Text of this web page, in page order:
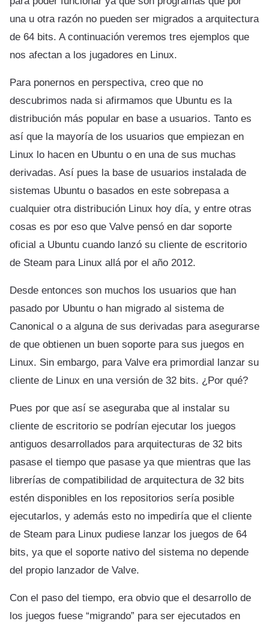
una u otra razón no pueden ser migrados a arquitectura
de 64 bits. A continuación veremos tres ejemplos que
nos afectan a los jugadores en Linux.
Para ponernos en perspectiva, creo que no
descubrimos nada si afirmamos que Ubuntu es la
distribución más popular en base a usuarios. Tanto es
así que la mayoría de los usuarios que empiezan en
Linux lo hacen en Ubuntu o en una de sus muchas
derivadas. Así pues la base de usuarios instalada de
sistemas Ubuntu o basados en este sobrepasa a
cualquier otra distribución Linux hoy día, y entre otras
cosas es por eso que Valve pensó en dar soporte
oficial a Ubuntu cuando lanzó su cliente de escritorio
de Steam para Linux allá por el año 2012.
Desde entonces son muchos los usuarios que han
pasado por Ubuntu o han migrado al sistema de
Canonical o a alguna de sus derivadas para asegurarse
de que obtienen un buen soporte para sus juegos en
Linux. Sin embargo, para Valve era primordial lanzar su
cliente de Linux en una versión de 32 bits. ¿Por qué?
Pues por que así se aseguraba que al instalar su
cliente de escritorio se podrían ejecutar los juegos
antiguos desarrollados para arquitecturas de 32 bits
pasase el tiempo que pasase ya que mientras que las
librerías de compatibilidad de arquitectura de 32 bits
estén disponibles en los repositorios sería posible
ejecutarlos, y además esto no impediría que el cliente
de Steam para Linux pudiese lanzar los juegos de 64
bits, ya que el soporte nativo del sistema no depende
del propio lanzador de Valve.
Con el paso del tiempo, era obvio que el desarrollo de
los juegos fuese “migrando” para ser ejecutados en